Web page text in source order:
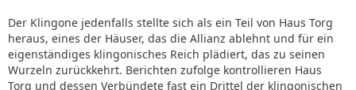
Der Klingone jedenfalls stellte sich als ein Teil von Haus Torg
heraus, eines der Häuser, das die Allianz ablehnt und für ein
eigenständiges klingonisches Reich plädiert, das zu seinen
Wurzeln zurückkehrt. Berichten zufolge kontrollieren Haus
Torg und dessen Verbündete fast ein Drittel der klingonischen